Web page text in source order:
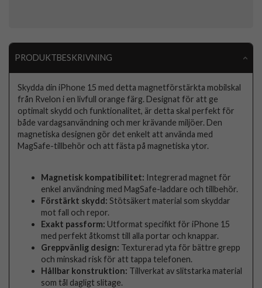
PRODUKTBESKRIVNING
Skydda din iPhone 15 med detta magnetförstärkta mobilskal
från Rvelon i en livfull orange färg. Designat för att ge
optimalt skydd och funktionalitet, är detta skal perfekt för
både vardagsanvändning och mer krävande miljöer. Den
magnetiska designen gör det enkelt att använda med
MagSafe-tillbehör och att fästa på magnetiska ytor.
Magnetisk kompatibilitet: Integrerad magnet för
enkel användning med MagSafe-laddare och tillbehör.
Förstärkt skydd: Stötsäkert material som skyddar
mot fall och repor.
Exakt passform: Utformat specifikt för iPhone 15
med perfekt åtkomst till alla portar och knappar.
Greppvänlig design: Texturerad yta för bättre grepp
och minskad risk för att tappa telefonen.
Hållbar konstruktion: Tillverkat av slitstarka material
som tål dagligt slitage.